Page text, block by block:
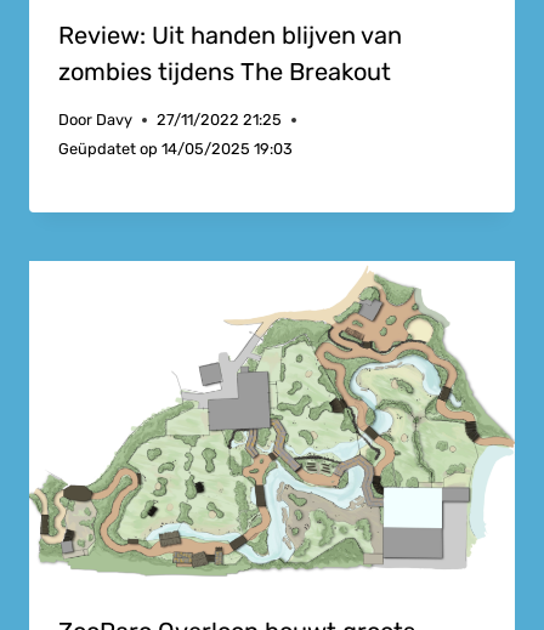
Review: Uit handen blijven van
zombies tijdens The Breakout
Door Davy
27/11/2022 21:25
Geüpdatet op 14/05/2025 19:03